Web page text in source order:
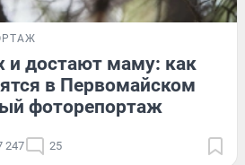
и достают маму: как
в Первомайском
фоторепортаж
247 25